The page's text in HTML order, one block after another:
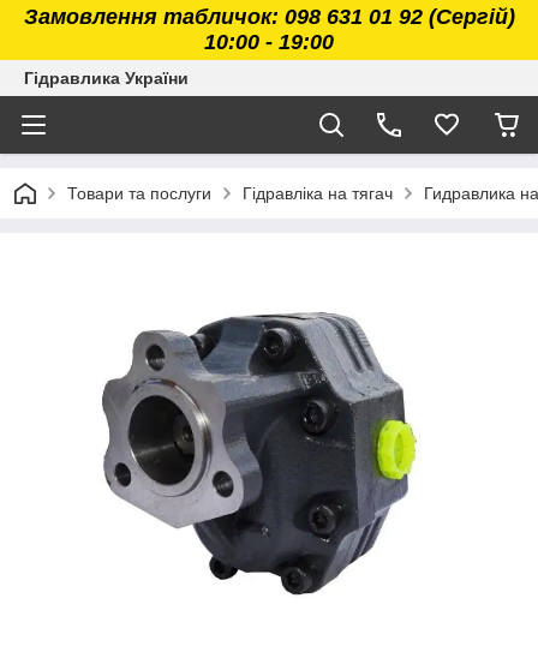
Замовлення табличок: 098 631 01 92 (Сергій)
10:00 - 19:00
Гідравлика України
Товари та послуги Гідравліка на тягач Гидравлика